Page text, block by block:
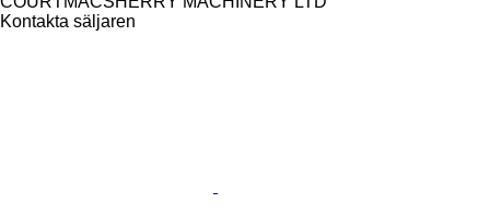
Kontakta säljaren